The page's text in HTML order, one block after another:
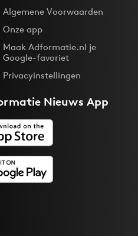
Algemene Voorwaarden
Onze app
Maak Adformatie.nl je
Google-favoriet
Privacyinstellingen
Nieuws App